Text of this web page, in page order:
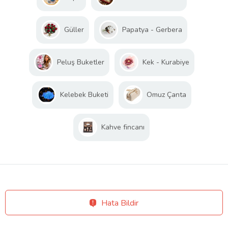
Güller Papatya - Gerbera
Peluş Buketler Kek - Kurabiye
Kelebek Buketi Omuz Çanta
Kahve fincanı
Hata Bildir